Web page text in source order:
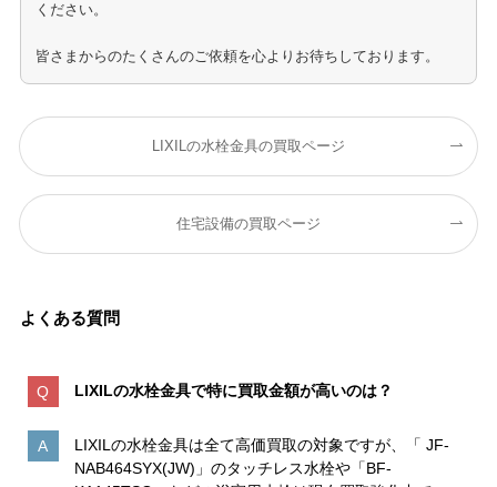
ください。
皆さまからのたくさんのご依頼を心よりお待ちしております。
LIXILの水栓金具の買取ページ
住宅設備の買取ページ
よくある質問
LIXILの水栓金具で特に買取金額が高いのは？
LIXILの水栓金具は全て高価買取の対象ですが、「 JF-
NAB464SYX(JW)」のタッチレス水栓や「BF-